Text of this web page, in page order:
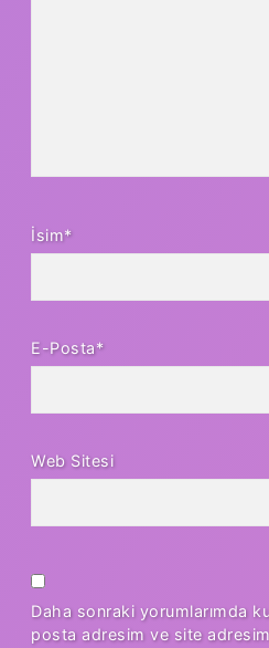
İsim*
E-Posta*
Web Sitesi
Daha sonraki yorumlarımda
posta adresim ve site adresim